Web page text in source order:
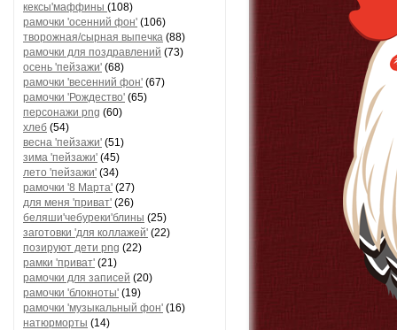
кексы'маффины (108)
рамочки 'осенний фон' (106)
творожная/сырная выпечка (88)
рамочки для поздравлений (73)
осень 'пейзажи' (68)
рамочки 'весенний фон' (67)
рамочки 'Рождество' (65)
персонажи png (60)
хлеб (54)
весна 'пейзажи' (51)
зима 'пейзажи' (45)
лето 'пейзажи' (34)
рамочки '8 Марта' (27)
для меня 'приват' (26)
беляши'чебуреки'блины (25)
заготовки 'для коллажей' (22)
позируют дети png (22)
рамки 'приват' (21)
рамочки для записей (20)
рамочки 'блокноты' (19)
рамочки 'музыкальный фон' (16)
натюрморты (14)